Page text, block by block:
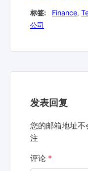
标签: Finance,
公司
发表回复
您的邮箱地址不
注
评论 *